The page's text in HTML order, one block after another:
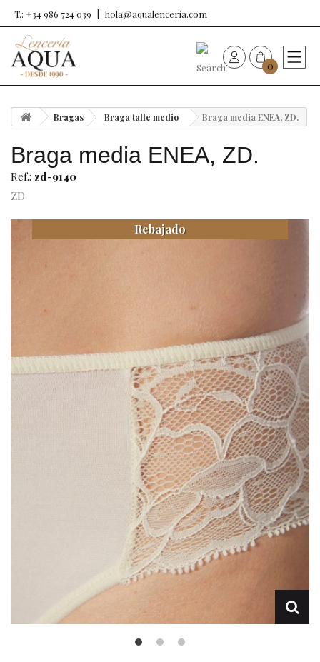
T.: +34 986 724 039 hola@aqualenceria.com
0
Baño de mujer
Prendas moldeadoras
Hombre
Ortopedia
Bragas Braga talle medio Braga media ENEA, ZD.
Braga media ENEA, ZD.
Ref.: zd-9140
ZD
Rebajado